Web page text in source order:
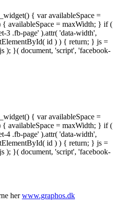
{ var availableSpace =
{ availableSpace = maxWidth; } if (
3 .fb-page' ).attr( 'data-width',
id ) ) { return; } js =
); }( document, 'script', 'facebook-
{ var availableSpace =
{ availableSpace = maxWidth; } if (
4 .fb-page' ).attr( 'data-width',
id ) ) { return; } js =
); }( document, 'script', 'facebook-
herwww.graphos.dk